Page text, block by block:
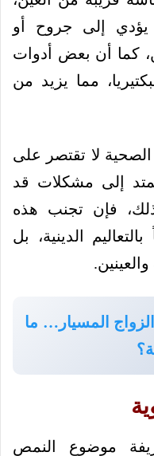
يؤدي إلى جروح أو
كما أن بعض أدوات
مما يزيد من
لا تقتصر على
إلى مشكلات قد
فإن تجنب هذه
الدينية، بل
الزواج المسيار… ما
موضوع النمص